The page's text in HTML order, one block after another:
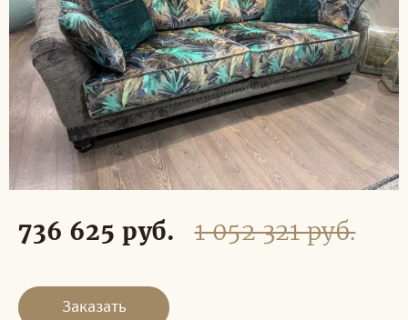
736 625 руб. 1 052 321 руб.
Заказать